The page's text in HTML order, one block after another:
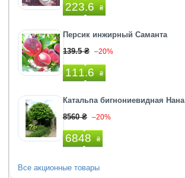
223.6 ₴
Персик инжирный Саманта
139.5 ₴ –20%
111.6 ₴
Катальпа бигнониевидная Нана
8560 ₴ –20%
6848 ₴
Все акционные товары